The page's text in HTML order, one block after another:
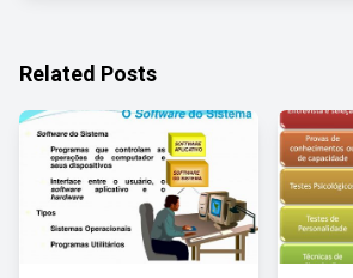
Related Posts